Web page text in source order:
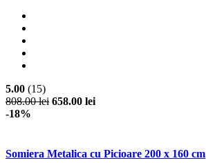
5.00 (15)
808.00 lei 658.00 lei
-18%
Somiera Metalica cu Picioare 200 x 160 cm